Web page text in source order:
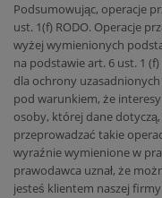
Podsumowując, operacje
ust. 1(f) RODO. Operacje
wyżej wymienionych
na podstawie art. 6 ust. 1
dla ochrony
pod warunkiem, że
osoby, której dane
przeprowadzać takie
wyraźnie wymienione w
prawodawca uznał, że
jesteś klientem naszej firmy